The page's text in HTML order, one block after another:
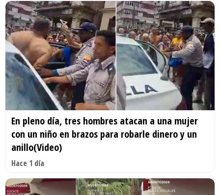
En pleno día, tres hombres atacan a una mujer
con un niño en brazos para robarle dinero y un
anillo(Video)
Hace 1 día